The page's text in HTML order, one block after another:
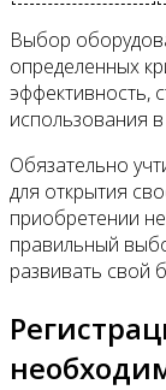
Выбор
определенных
эффективность,
использования
Обязательно
для открытия
приобретении
правильный
развивать свой